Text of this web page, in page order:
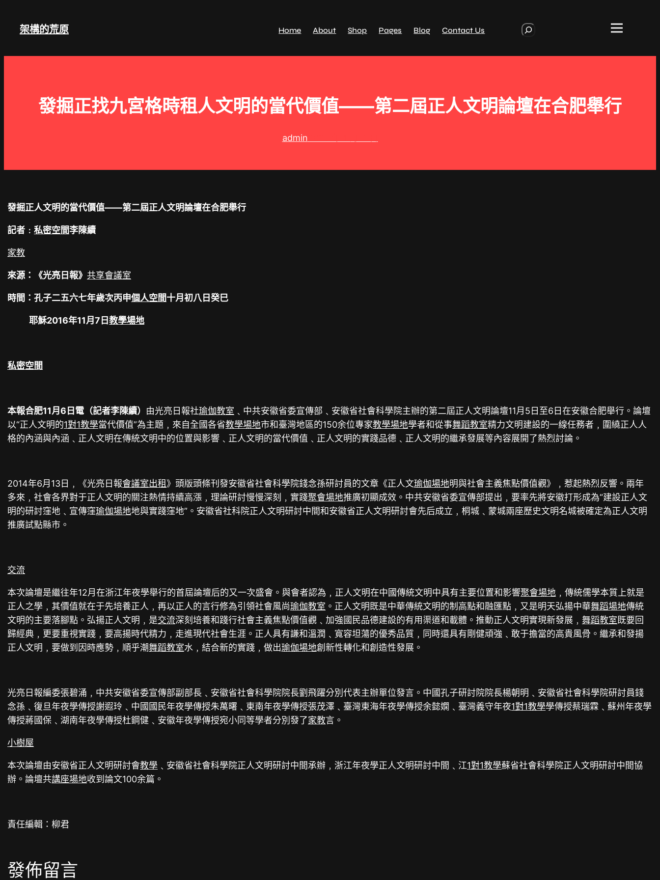
架構的荒原 Home About Shop Pages Blog Contact Us
r
發掘正找九宮格時租人文明的當代價值——第二屆正人文明論壇在合肥舉行
admin
發掘正人文明的當代價值——第二屆正人文明論壇在合肥舉行
記者﹕私密空間李陳續
家教
來源：《光亮日報》共享會議室
時間：孔子二五六七年歲次丙申個人空間十月初八日癸巳
耶穌2016年11月7日教學場地
私密空間
本報合肥11月6日電（記者李陳續） 由光亮日報社瑜伽教室 ﹑中共安徽省委宣傳部﹑安徽省社會科學院主辦的第二屆正人文明論壇11月5日至6日在安徽合肥舉行。論壇
以“正人文明的1對1教學當代價值”為主題﹐來自全國各省教學場地市和臺灣地區的150余位專家教學場地學者和從事舞蹈教室精力文明建設的一線任務者﹐圍繞正人人
格的內涵與內涵﹑正人文明在傳統文明中的位置與影響﹑正人文明的當代價值﹑正人文明的實踐品德﹑正人文明的繼承發展等內容展開了熱烈討論。
2014年6月13日﹐《光亮日報會議室出租》頭版頭條刊發安徽省社會科學院錢念孫研討員的文章《正人文瑜伽場地明與社會主義焦點價值觀》﹐惹起熱烈反響。兩年
多來﹐社會各界對于正人文明的關注熱情持續高漲﹐理論研討慢慢深刻﹐實踐聚會場地推廣初顯成效。中共安徽省委宣傳部提出﹐要率先將安徽打形成為“建設正人文
明的研討窪地﹑宣傳窪瑜伽場地地與實踐窪地”。安徽省社科院正人文明研討中間和安徽省正人文明研討會先后成立﹐桐城﹑蒙城兩座歷史文明名城被確定為正人文明
推廣試點縣市。
交流
本次論壇是繼往年12月在浙江年夜學舉行的首屆論壇后的又一次盛會。與會者認為﹐正人文明在中國傳統文明中具有主要位置和影響聚會場地 ﹐傳統儒學本質上就是
正人之學﹐其價值就在于先培養正人﹐再以正人的言行修為引領社會風尚瑜伽教室 。正人文明既是中華傳統文明的制高點和融匯點﹐又是明天弘揚中華舞蹈場地傳統
文明的主要落腳點。弘揚正人文明﹐是交流深刻培養和踐行社會主義焦點價值觀﹑加強國民品德建設的有用渠道和載體。推動正人文明實現新發展﹐ 舞蹈教室既要回
歸經典﹐更要重視實踐﹐要高揚時代精力﹐走進現代社會生涯。正人具有謙和溫潤﹑寬容坦蕩的優秀品質﹐同時還具有剛健頑強﹑敢于擔當的高貴風骨。繼承和發揚
正人文明﹐要做到因時應勢﹐順乎潮舞蹈教室水﹐結合新的實踐﹐做出瑜伽場地創新性轉化和創造性發展。
光亮日報編委張碧涌﹐中共安徽省委宣傳部副部長﹑安徽省社會科學院院長劉飛躍分別代表主辦單位發言。中國孔子研討院院長楊朝明﹑安徽省社會科學院研討員錢
念孫﹑復旦年夜學傳授謝遐玲﹑中國國民年夜學傳授朱萬曙﹑東南年夜學傳授張茂澤﹑臺灣東海年夜學傳授余懿嫻﹑臺灣義守年夜1對1教學學傳授蔡瑞霖﹑蘇州年夜學
傳授蔣國保﹑湖南年夜學傳授杜鋼健﹑安徽年夜學傳授宛小同等學者分別發了家教言。
小樹屋
本次論壇由安徽省正人文明研討會教學 ﹑安徽省社會科學院正人文明研討中間承辦﹐浙江年夜學正人文明研討中間﹑江1對1教學蘇省社會科學院正人文明研討中間協
辦。論壇共講座場地收到論文100余篇。
責任編輯：柳君
發佈留言